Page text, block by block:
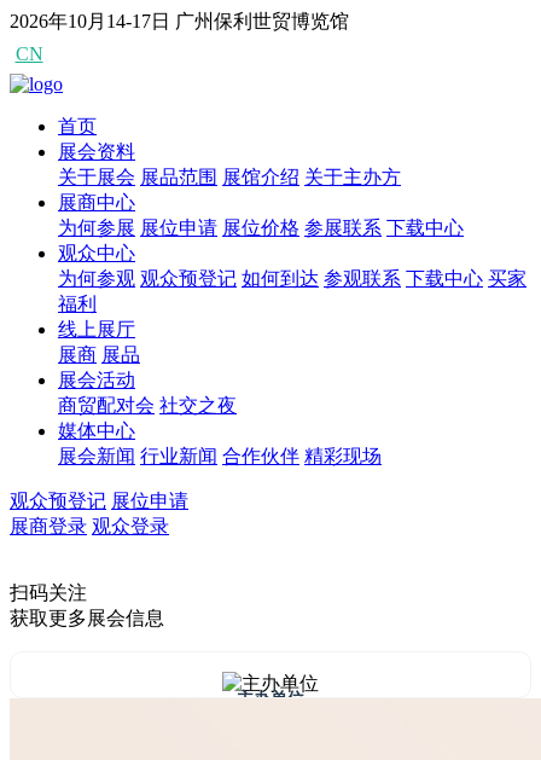
2026年10月14-17日 广州保利世贸博览馆
CN
首页
展会资料
关于展会 展品范围 展馆介绍 关于主办方
展商中心
为何参展 展位申请 展位价格 参展联系 下载中心
观众中心
为何参观 观众预登记 如何到达 参观联系 下载中心 买家
福利
线上展厅
展商 展品
展会活动
商贸配对会 社交之夜
媒体中心
展会新闻 行业新闻 合作伙伴 精彩现场
观众预登记 展位申请
展商登录 观众登录
扫码关注
获取更多展会信息
主办单位